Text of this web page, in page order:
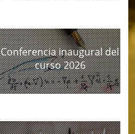
Conferencia inaugural del
curso 2026